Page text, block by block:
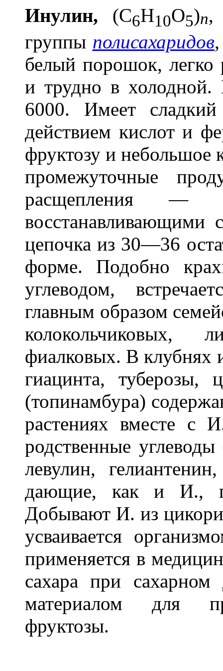
Инулин, (C6H10O5)n,
группы полисахаридов
белый порошок, легко
и трудно в
6000. Имеет
действием кислот и
фруктозу и небольшое
промежуточные
расщепления —
цепочка из 30—36
форме. Подобно
углеводом,
главным образом
колокольчиковых,
фиалковых. В клубнях
гиацинта, туберозы,
(топинамбура)
растениях вместе с
родственные
левулин,
дающие, как и И.,
Добывают И. из
усваивается
применяется в
сахара при
материалом для
фруктозы.